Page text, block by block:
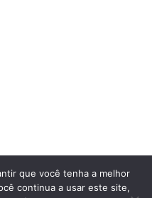
que você tenha a melhor
continua a usar este site,